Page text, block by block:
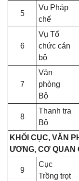
5
Vụ Pháp
chế
6
Vụ Tổ
chức cán
bộ
7
Văn
phòng
Bộ
8
Thanh tra
Bộ
KHỐI CỤC, VĂN
ƯƠNG, CƠ QUAN
9
Cục
Trồng trọt